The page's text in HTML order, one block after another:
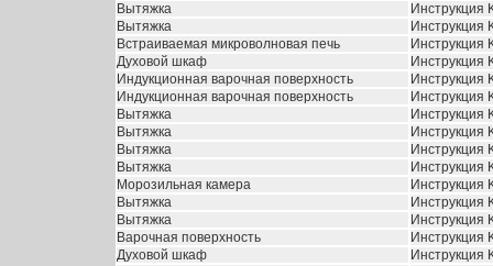
Вытяжка
Инструкция
Вытяжка
Инструкция
Встраиваемая микроволновая печь
Инструкция
Духовой шкаф
Инструкция
Индукционная варочная поверхность
Инструкция
Индукционная варочная поверхность
Инструкция
Вытяжка
Инструкция
Вытяжка
Инструкция
Вытяжка
Инструкция
Вытяжка
Инструкция
Морозильная камера
Инструкция
Вытяжка
Инструкция
Вытяжка
Инструкция
Варочная поверхность
Инструкция
Духовой шкаф
Инструкция